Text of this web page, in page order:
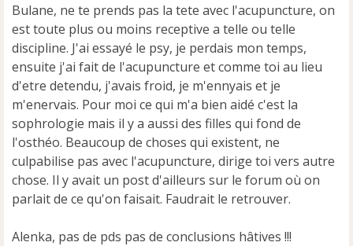
Bulane, ne te prends pas la tete avec l'acupuncture, on
est toute plus ou moins receptive a telle ou telle
discipline. J'ai essayé le psy, je perdais mon temps,
ensuite j'ai fait de l'acupuncture et comme toi au lieu
d'etre detendu, j'avais froid, je m'ennyais et je
m'enervais. Pour moi ce qui m'a bien aidé c'est la
sophrologie mais il y a aussi des filles qui fond de
l'osthéo. Beaucoup de choses qui existent, ne
culpabilise pas avec l'acupuncture, dirige toi vers autre
chose. Il y avait un post d'ailleurs sur le forum où on
parlait de ce qu'on faisait. Faudrait le retrouver.
Alenka, pas de pds pas de conclusions hâtives !!!